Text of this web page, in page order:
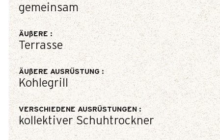
gemeinsam
ÄUßERE :
Terrasse
ÄUßERE AUSRÜSTUNG:
Kohlegrill
VERSCHIEDENE AUSRÜSTUNGEN:
kollektiver Schuhtrockner